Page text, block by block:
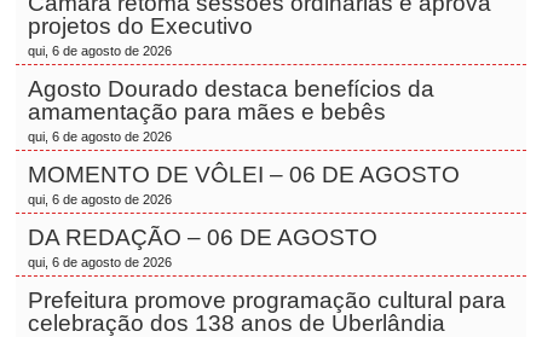
projetos do Executivo
qui, 6 de agosto de 2026
Agosto Dourado destaca benefícios da
amamentação para mães e bebês
qui, 6 de agosto de 2026
MOMENTO DE VÔLEI – 06 DE AGOSTO
qui, 6 de agosto de 2026
DA REDAÇÃO – 06 DE AGOSTO
qui, 6 de agosto de 2026
Prefeitura promove programação cultural para
celebração dos 138 anos de Uberlândia